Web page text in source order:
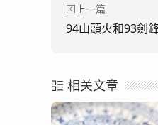
上一篇
94山頭火和93劍
相关文章